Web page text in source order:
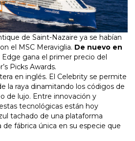
de Saint-Nazaire ya se habían
el MSC Meraviglia. De nuevo en
Edge gana el primer precio del
Picks Awards.
en inglés. El Celebrity se permite
la raya dinamitando los códigos de
de lujo. Entre innovación y
tecnológicas están hoy
tachado de una plataforma
fábrica única en su especie que